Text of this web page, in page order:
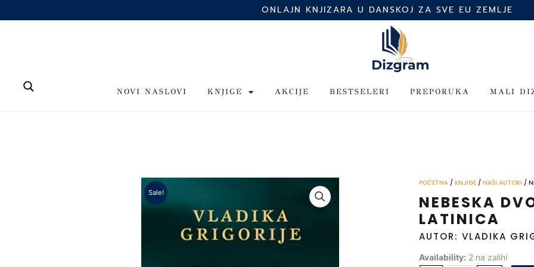
to
ONLAJN KNJIZARA U DANSKOJ ZA SVE EU ZEMLJE
NOVI NASLOVI KNJIGE AKCIJE BESTSELERI PREPORUKA MALI
Sale!
POČETNA /KNJIGE /NAŠI AUTORI /
NEBESKA
LATINICA
AUTOR: VLADIKA
Availability: 2 na zalihi
Nebeska